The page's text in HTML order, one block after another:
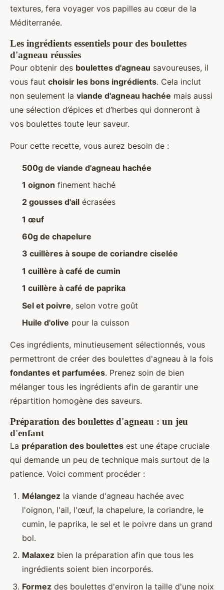
textures, fera voyager vos papilles au cœur de la
Méditerranée.
Les ingrédients essentiels pour des boulettes
d'agneau réussies
Pour obtenir des boulettes d'agneau savoureuses, il
vous faut choisir les bons ingrédients. Cela inclut
non seulement la viande d'agneau hachée mais aussi
une sélection d’épices et d’herbes qui donneront à
vos boulettes toute leur saveur.
Pour cette recette, vous aurez besoin de :
500g de viande d'agneau hachée
1 oignon finement haché
2 gousses d'ail écrasées
1 œuf
60g de chapelure
3 cuillères à soupe de coriandre ciselée
1 cuillère à café de cumin
1 cuillère à café de paprika
Sel et poivre, selon votre goût
Huile d'olive pour la cuisson
Ces ingrédients, minutieusement sélectionnés, vous
permettront de créer des boulettes d'agneau à la fois
fondantes et parfumées. Prenez soin de bien
mélanger tous les ingrédients afin de garantir une
répartition homogène des saveurs.
Préparation des boulettes d'agneau : un jeu
d'enfant
La préparation des boulettes est une étape cruciale
qui demande un peu de technique mais surtout de la
patience. Voici comment procéder :
Mélangez la viande d'agneau hachée avec
l'oignon, l'ail, l'œuf, la chapelure, la coriandre, le
cumin, le paprika, le sel et le poivre dans un grand
bol.
Malaxez bien la préparation afin que tous les
ingrédients soient bien incorporés.
Formez des boulettes d'environ la taille d'une noix